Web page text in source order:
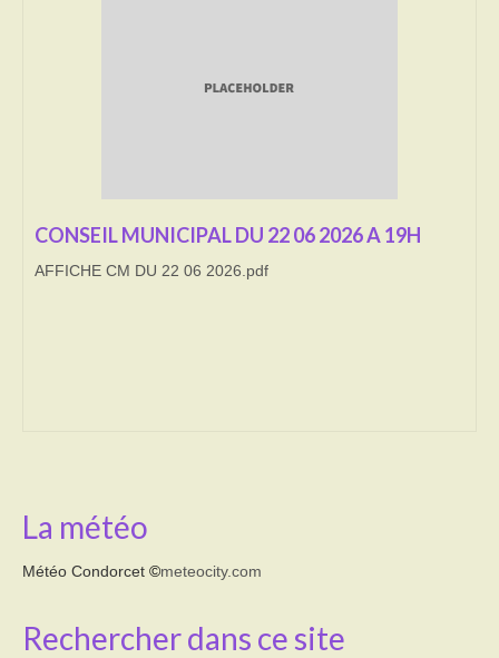
LE BRULAGE DES VEGETAUX
DECHETS VERTS
CONSEIL MUNICIPAL DU 22 06 2026 A 19H
AFFICHE CM DU 22 06 2026.pdf
La météo
Météo Condorcet ©meteocity.com
Rechercher dans ce site